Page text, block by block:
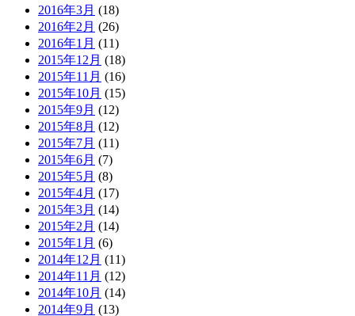
2016年3月 (18)
2016年2月 (26)
2016年1月 (11)
2015年12月 (18)
2015年11月 (16)
2015年10月 (15)
2015年9月 (12)
2015年8月 (12)
2015年7月 (11)
2015年6月 (7)
2015年5月 (8)
2015年4月 (17)
2015年3月 (14)
2015年2月 (14)
2015年1月 (6)
2014年12月 (11)
2014年11月 (12)
2014年10月 (14)
2014年9月 (13)